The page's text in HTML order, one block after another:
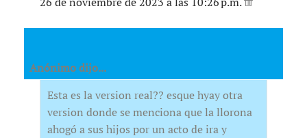
Anónimo dijo...
Esta es la version real?? esque hyay otra
version donde se menciona que la llorona
ahogó a sus hijos por un acto de ira y